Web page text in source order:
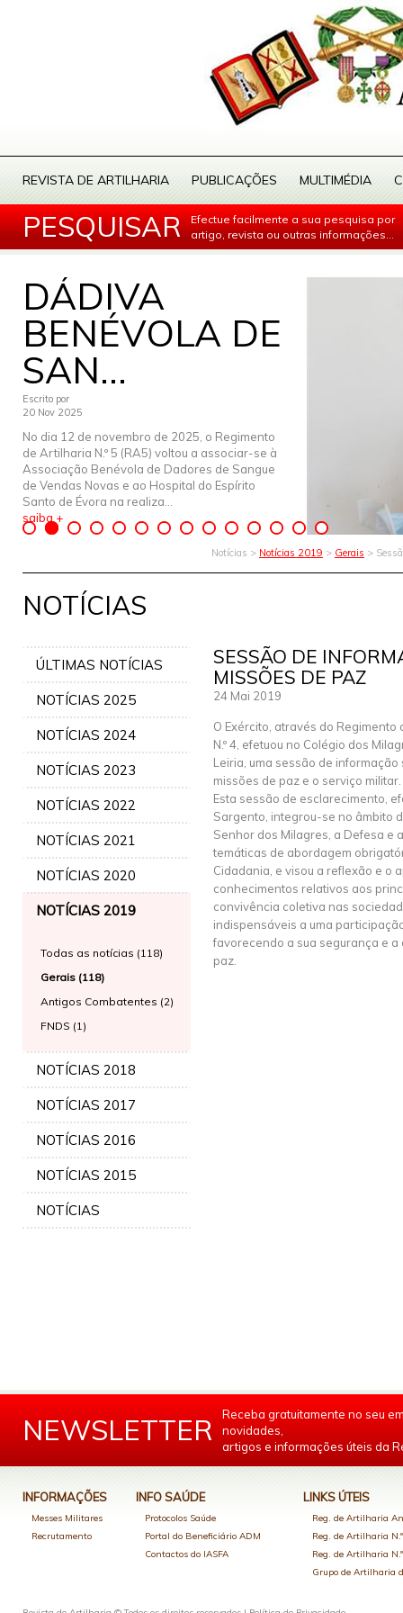
REVISTA DE ARTILHARIA PUBLICAÇÕES MULTIMÉDIA
PESQUISAR
Efectue facilmente a sua pesquisa por
artigo, revista ou outras informações...
DÁDIVA
BENÉVOLA DE
SAN...
Escrito por
20 Nov 2025
No dia 12 de novembro de 2025, o Regimento
de Artilharia N.º 5 (RA5) voltou a associar-se à
Associação Benévola de Dadores de Sangue
de Vendas Novas e ao Hospital do Espírito
Santo de Évora na realiza...
saiba +
Notícias > Notícias 2019 > Gerais >
NOTÍCIAS
ÚLTIMAS NOTÍCIAS
NOTÍCIAS 2025
NOTÍCIAS 2024
NOTÍCIAS 2023
NOTÍCIAS 2022
NOTÍCIAS 2021
NOTÍCIAS 2020
NOTÍCIAS 2019
Todas as notícias (118)
Gerais (118)
Antigos Combatentes (2)
FNDS (1)
NOTÍCIAS 2018
NOTÍCIAS 2017
NOTÍCIAS 2016
NOTÍCIAS 2015
NOTÍCIAS
SESSÃO DE
MISSÕES DE PAZ
24 Mai 2019
O Exército, através do
N.º 4, efetuou no Colégio dos
Leiria, uma sessão de informação
missões de paz e o serviço militar.
Esta sessão de esclarecimento,
Sargento, integrou-se no âmbito
Senhor dos Milagres, a Defesa e
temáticas de abordagem
Cidadania, e visou a reflexão e o
conhecimentos relativos aos
convivência coletiva nas
indispensáveis a uma
favorecendo a sua segurança e a
paz.
NEWSLETTER
Receba gratuitamente no seu
novidades,
artigos e informações úteis da
INFORMAÇÕES
Messes Militares
Recrutamento
INFO SAÚDE
Protocolos Saúde
Portal do Beneficiário ADM
Contactos do IASFA
LINKS ÚTEIS
Reg. de Artilharia
Reg. de Artilharia
Reg. de Artilharia
Grupo de Artilharia